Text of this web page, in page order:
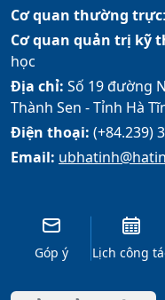
Cơ quan thường trực
Cơ quan quản trị kỹ
học
Địa chỉ: Số 19 đường
Thành Sen - Tỉnh Hà
Điện thoại: (+84.239)
Email:
Góp ý Lịch công